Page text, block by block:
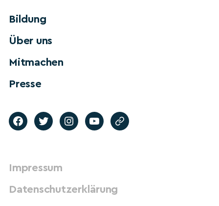
Bildung
Über uns
Mitmachen
Presse
Impressum
Datenschutzerklärung